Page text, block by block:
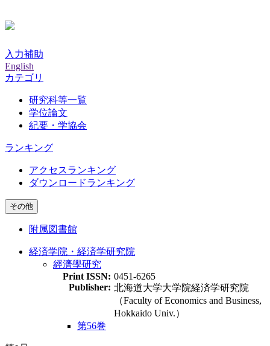
入力補助
English
カテゴリ
研究科等一覧
学位論文
紀要・学協会
ランキング
アクセスランキング
ダウンロードランキング
その他
附属図書館
経済学院・経済学研究院
經濟學研究
Print ISSN: 0451-6265
Publisher: 北海道大学大学院経済学研究院
（Faculty of Economics and Business,
Hokkaido Univ.）
第56巻